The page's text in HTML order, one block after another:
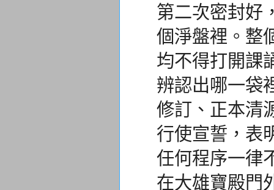
第二次密封好
個淨盤裡。整
均不得打開課
辨認出哪一袋
修訂、正本清
行使宣誓，表
任何程序一律
在大雄寶殿門